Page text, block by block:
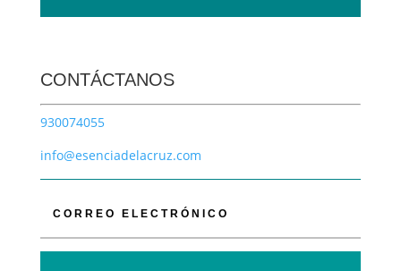
CONTÁCTANOS
930074055
info@esenciadelacruz.com